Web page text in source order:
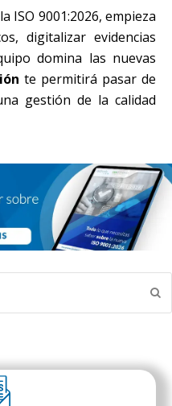
ISO 9001:2026, empieza
digitalizar evidencias
domina las nuevas
te permitirá pasar de
gestión de la calidad